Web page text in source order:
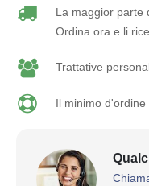
La maggior parte
Ordina ora e li
Trattative
Il minimo